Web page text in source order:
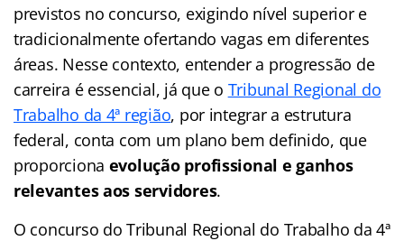
previstos no concurso, exigindo nível superior e
tradicionalmente ofertando vagas em diferentes
áreas. Nesse contexto, entender a progressão de
carreira é essencial, já que o Tribunal Regional do
Trabalho da 4ª região, por integrar a estrutura
federal, conta com um plano bem definido, que
proporciona evolução profissional e ganhos
relevantes aos servidores.
O concurso do Tribunal Regional do Trabalho da 4ª